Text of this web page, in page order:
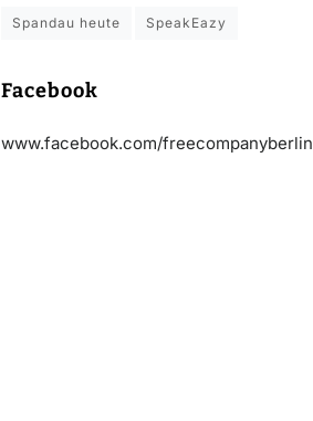
Spandau heute SpeakEazy
Facebook
www.facebook.com/freecompanyberlin